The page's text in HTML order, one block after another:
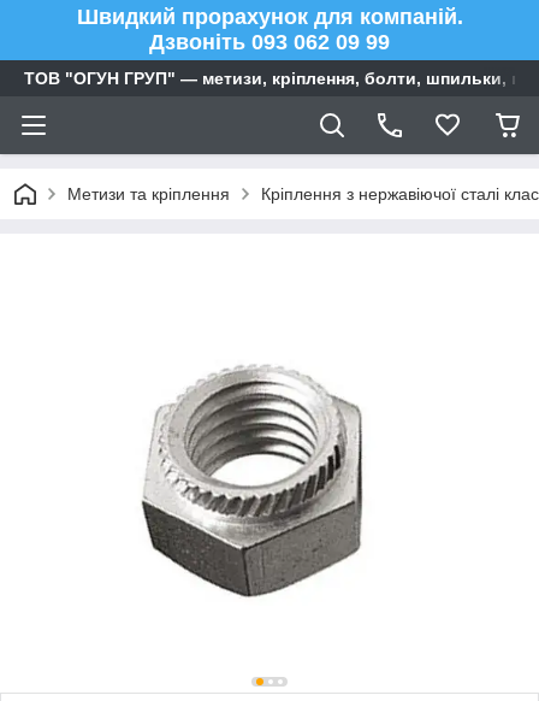
Швидкий прорахунок для компаній.
Дзвоніть 093 062 09 99
ТОВ "ОГУН ГРУП" — метизи, кріплення, болти, шпильки,
Метизи та кріплення Кріплення з нержавіючої сталі